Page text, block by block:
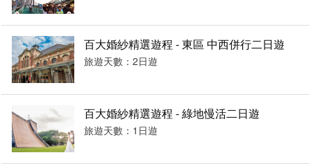
百大婚紗精選遊程 - 東區 中西併行二日遊
旅遊天數：2日遊
百大婚紗精選遊程 - 綠地慢活二日遊
旅遊天數：1日遊